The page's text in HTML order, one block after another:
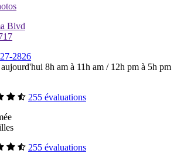
Blvd
2826
8h am à 11h am / 12h pm à 5h pm
255 évaluations
255 évaluations